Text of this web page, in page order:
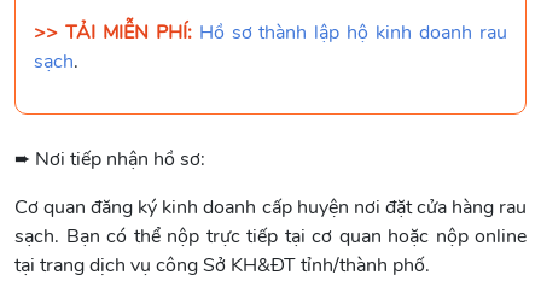
>> TẢI MIỄN PHÍ: Hồ sơ thành lập hộ kinh doanh rau
sạch.
➨ Nơi tiếp nhận hồ sơ:
Cơ quan đăng ký kinh doanh cấp huyện nơi đặt cửa hàng rau
sạch. Bạn có thể nộp trực tiếp tại cơ quan hoặc nộp online
tại trang dịch vụ công Sở KH&ĐT tỉnh/thành phố.